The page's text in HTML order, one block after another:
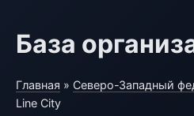
База
Главная » Северо-Западный
Line City